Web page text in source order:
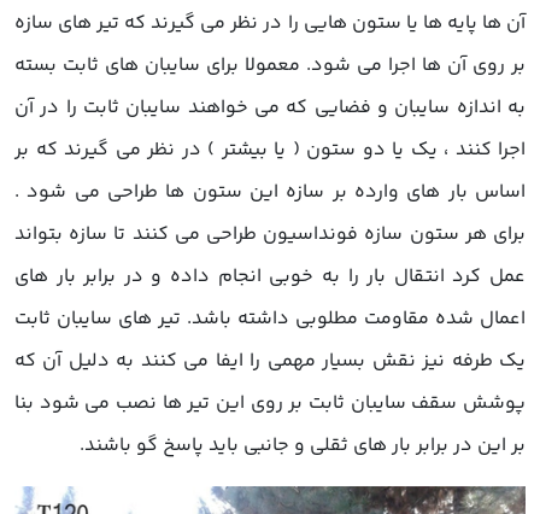
آن ها پایه ها یا ستون هایی را در نظر می گیرند که تیر های سازه
بر روی آن ها اجرا می شود. معمولا برای سایبان های ثابت بسته
به اندازه سایبان و فضایی که می خواهند سایبان ثابت را در آن
اجرا کنند ، یک یا دو ستون ( یا بیشتر ) در نظر می گیرند که بر
اساس بار های وارده بر سازه این ستون ها طراحی می شود .
برای هر ستون سازه فونداسیون طراحی می کنند تا سازه بتواند
عمل کرد انتقال بار را به خوبی انجام داده و در برابر بار های
اعمال شده مقاومت مطلوبی داشته باشد. تیر های سایبان ثابت
یک طرفه نیز نقش بسیار مهمی را ایفا می کنند به دلیل آن که
پوشش سقف سایبان ثابت بر روی این تیر ها نصب می شود بنا
بر این در برابر بار های ثقلی و جانبی باید پاسخ گو باشند.